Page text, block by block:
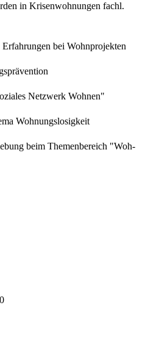
in Kri­sen­woh­nun­gen fachl.
bei Wohn­pro­jek­ten
Netz­werk Woh­nen"
Woh­nungs­lo­sig­keit
beim The­men­be­reich "Woh­